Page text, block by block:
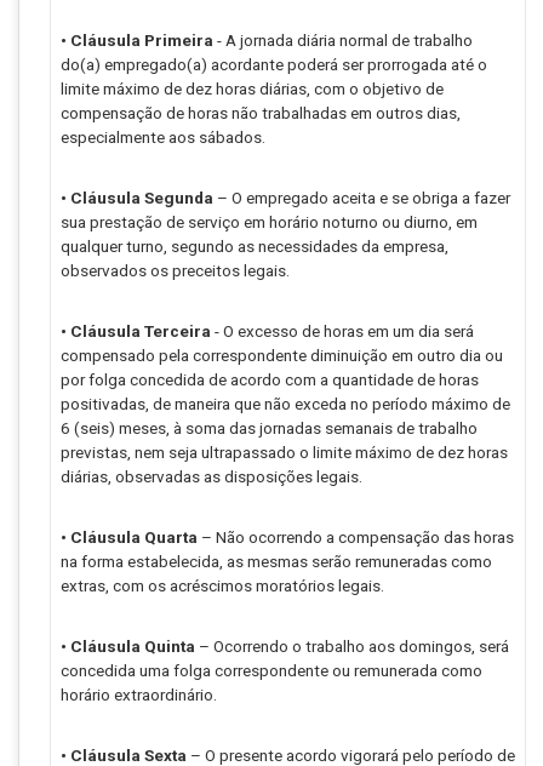
• Cláusula Primeira - A jornada diária normal de trabalho
do(a) empregado(a) acordante poderá ser prorrogada até o
limite máximo de dez horas diárias, com o objetivo de
compensação de horas não trabalhadas em outros dias,
especialmente aos sábados.
• Cláusula Segunda – O empregado aceita e se obriga a fazer
sua prestação de serviço em horário noturno ou diurno, em
qualquer turno, segundo as necessidades da empresa,
observados os preceitos legais.
• Cláusula Terceira - O excesso de horas em um dia será
compensado pela correspondente diminuição em outro dia ou
por folga concedida de acordo com a quantidade de horas
positivadas, de maneira que não exceda no período máximo de
6 (seis) meses, à soma das jornadas semanais de trabalho
previstas, nem seja ultrapassado o limite máximo de dez horas
diárias, observadas as disposições legais.
• Cláusula Quarta – Não ocorrendo a compensação das horas
na forma estabelecida, as mesmas serão remuneradas como
extras, com os acréscimos moratórios legais.
• Cláusula Quinta – Ocorrendo o trabalho aos domingos, será
concedida uma folga correspondente ou remunerada como
horário extraordinário.
• Cláusula Sexta – O presente acordo vigorará pelo período de